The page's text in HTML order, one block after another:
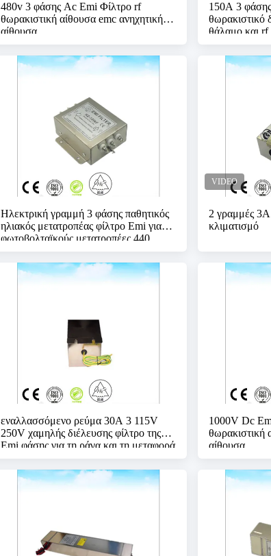
480v 3 φάσης Ac Emi Φίλτρο rf
θωρακιστική αίθουσα emc ανηχητική
αίθουσα
150Α 3
θωρακιστικό
θάλαμο και rf
Ηλεκτρική γραμμή 3 φάσης παθητικός
ηλιακός μετατροπέας φίλτρο Emi για
φωτοβολταϊκούς μετατροπέες 440
480VAC
2 γραμμές
κλιματισμό
εναλλασσόμενο ρεύμα 30A 3 115V
250V χαμηλής διέλευσης φίλτρο της
Emi φάσης για τη ράγα και τη μεταφορά
1000V Dc
θωρακιστική
αίθουσα